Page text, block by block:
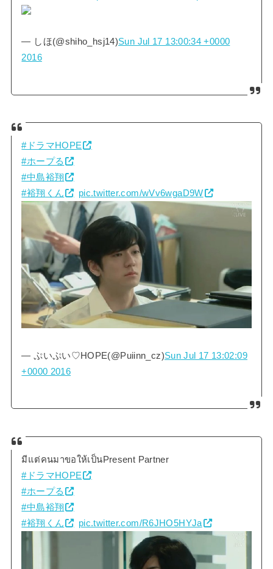
— しほ(@shiho_hsj14)Sun Jul 17 13:00:34 +0000
2016
#ドラマHOPE
#ホープる
#中島裕翔
#裕翔くん
pic.twitter.com/wVv6wgaD9W
— ぷいぷい♡HOPE(@Puiinn_cz)Sun Jul 17 13:02:09
+0000 2016
มีแต่คนมาขอให้เป็นPresent Partner
#ドラマHOPE
#ホープる
#中島裕翔
#裕翔くん
pic.twitter.com/R6JHO5HYJa